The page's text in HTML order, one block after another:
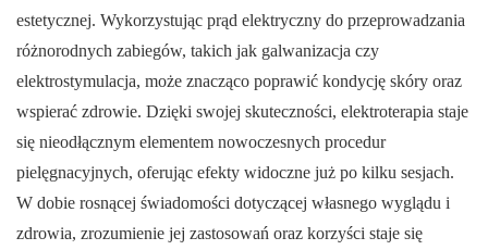
estetycznej. Wykorzystując prąd elektryczny do przeprowadzania
różnorodnych zabiegów, takich jak galwanizacja czy
elektrostymulacja, może znacząco poprawić kondycję skóry oraz
wspierać zdrowie. Dzięki swojej skuteczności, elektroterapia staje
się nieodłącznym elementem nowoczesnych procedur
pielęgnacyjnych, oferując efekty widoczne już po kilku sesjach.
W dobie rosnącej świadomości dotyczącej własnego wyglądu i
zdrowia, zrozumienie jej zastosowań oraz korzyści staje się